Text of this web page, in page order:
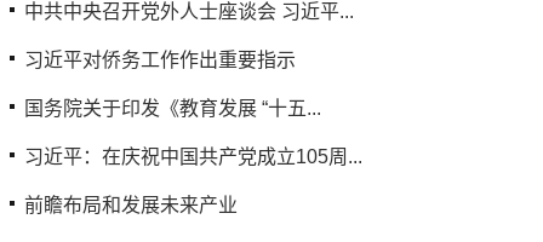
中共中央召开党外人士座谈会 习近平...
习近平对侨务工作作出重要指示
国务院关于印发《教育发展 “十五...
习近平：在庆祝中国共产党成立105周...
前瞻布局和发展未来产业